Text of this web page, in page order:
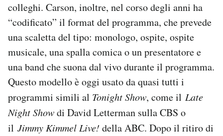
colleghi. Carson, inoltre, nel corso degli anni ha
“codificato” il format del programma, che prevede
una scaletta del tipo: monologo, ospite, ospite
musicale, una spalla comica o un presentatore e
una band che suona dal vivo durante il programma.
Questo modello è oggi usato da quasi tutti i
programmi simili al Tonight Show, come il Late
Night Showdi David Letterman sulla CBS o
il Jimmy Kimmel Live! della ABC. Dopo il ritiro di